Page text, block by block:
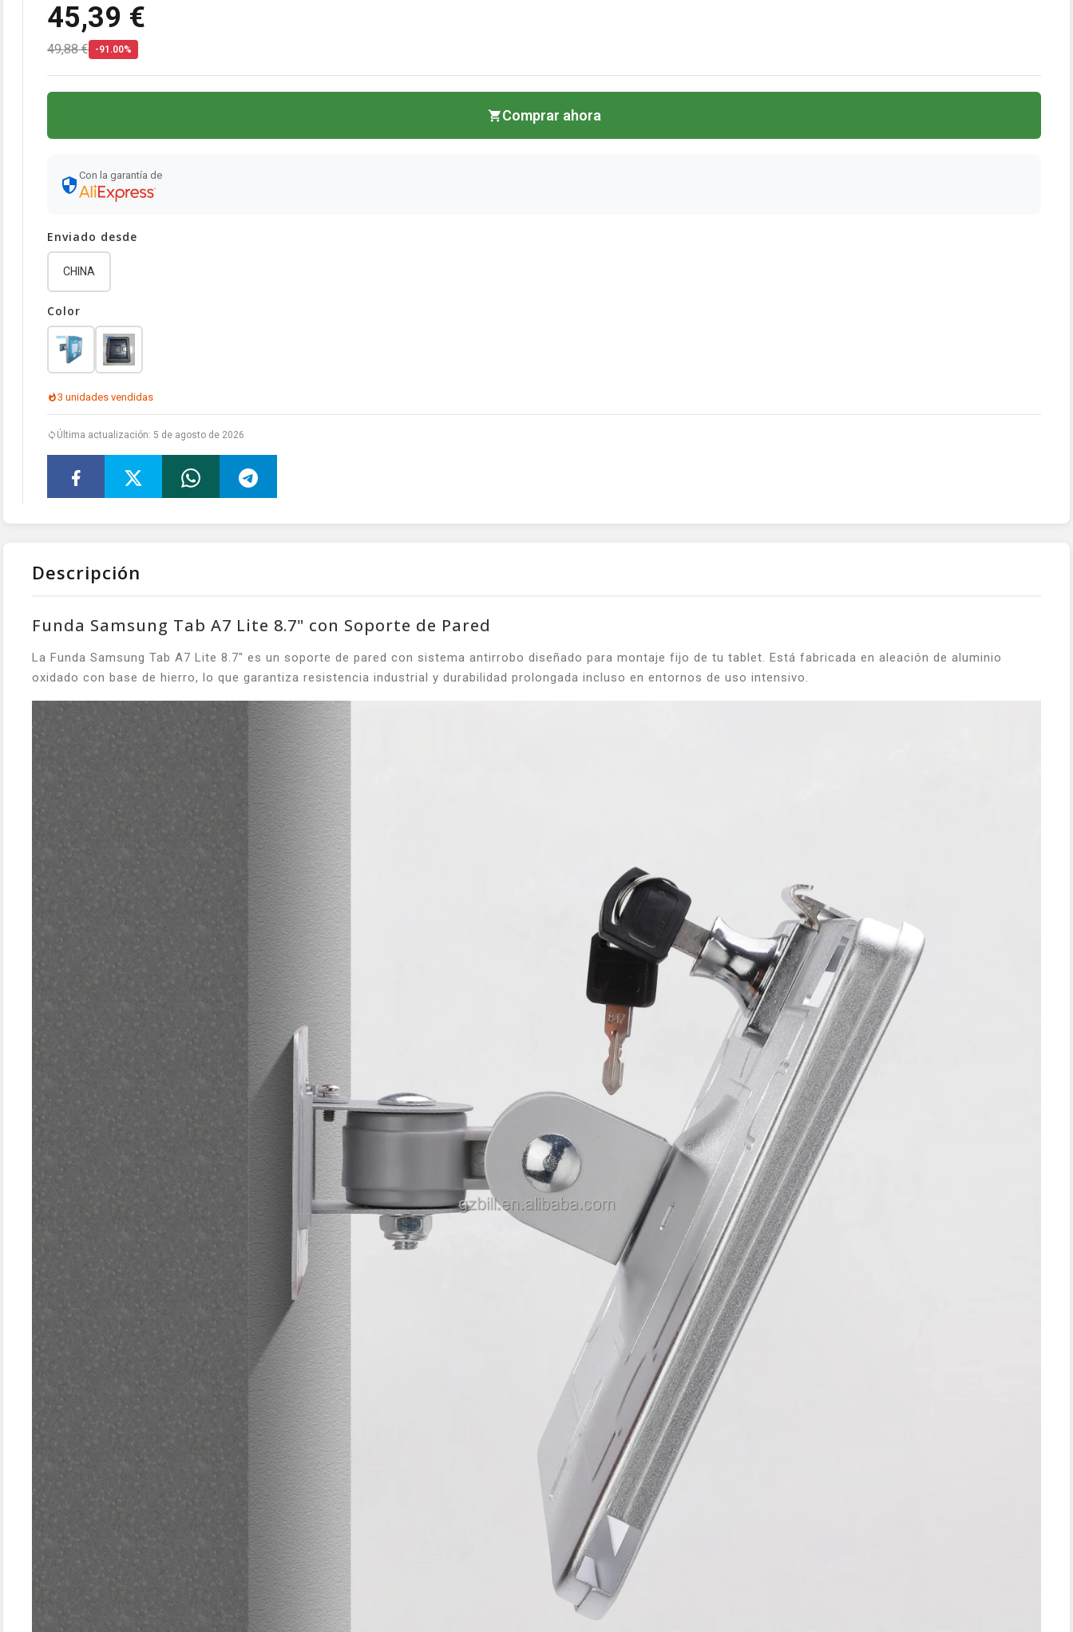
45,39 €
49,88 € -91.00%
Comprar ahora
Con la garantía de
Enviado desde
CHINA
Color
3 unidades vendidas
Última actualización: 5 de agosto de 2026
Descripción
Funda Samsung Tab A7 Lite 8.7" con Soporte de Pared
La Funda Samsung Tab A7 Lite 8.7" es un soporte de pared con sistema antirrobo diseñado para montaje fijo de tu tablet. Está fabricada en aleación de aluminio
oxidado con base de hierro, lo que garantiza resistencia industrial y durabilidad prolongada incluso en entornos de uso intensivo.